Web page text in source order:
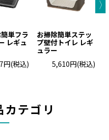
単フラ
レギュ
円(税込)
お掃除簡単ステッ
プ壁付トイレ レギ
ュラー
5,610円(税込)
テゴリ